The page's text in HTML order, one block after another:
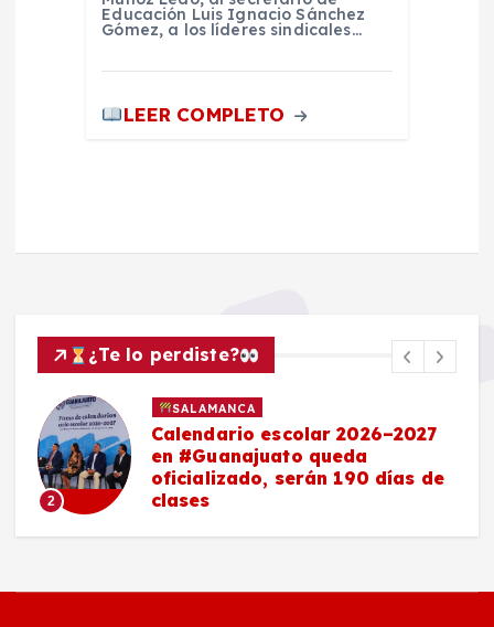
Educación Luis Ignacio Sánchez
Gómez, a los líderes sindicales…
LEER COMPLETO
¿Te lo perdiste?
2
SALAMANCA
Calendario escolar 2026–2027
en #Guanajuato queda
oficializado, serán 190 días de
clases